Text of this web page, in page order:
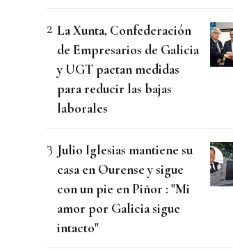
La Xunta, Confederación
de Empresarios de Galicia
y UGT pactan medidas
para reducir las bajas
laborales
Julio Iglesias mantiene su
casa en Ourense y sigue
con un pie en Piñor : "Mi
amor por Galicia sigue
intacto"